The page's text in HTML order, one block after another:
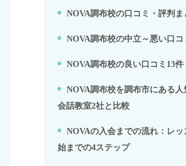
2.
NOVA調布校の口コミ・評判ま
3.
NOVA調布校の中立～悪い口コ
4.
NOVA調布校の良い口コミ13件
5.
NOVA調布校を調布市にある人
会話教室2社と比較
6.
NOVAの入会までの流れ：レッ
始までの4ステップ